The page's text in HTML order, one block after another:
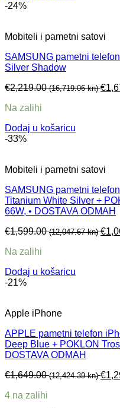
-24%
Mobiteli i pametni satovi
SAMSUNG pametni
Silver Shadow
€2,219.00 (16,719.06 kn) €
Na zalihi
Dodaj u košaricu
-33%
Mobiteli i pametni satovi
SAMSUNG pametni
Titanium White Silver +
66W, • DOSTAVA ODMAH
€1,599.00 (12,047.67 kn) €
Na zalihi
Dodaj u košaricu
-21%
Apple iPhone
APPLE pametni telefon
Deep Blue + POKLON
DOSTAVA ODMAH
€1,649.00 (12,424.39 kn) €
4 na zalihi